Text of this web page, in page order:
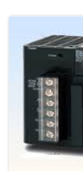
thông minh giúp
thiết bị khác
trong hộ gia
rơ le điện tử có
nhằm nâng